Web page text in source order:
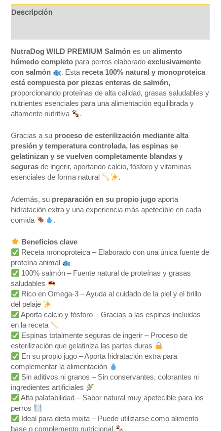
Descripción
NutraDog WILD PREMIUM Salmón es un alimento
húmedo completo para perros elaboradoexclusivamente
con salmón
. Esta receta 100% natural y monoproteica
está compuesta por piezas enteras de salmón,
proporcionando proteínas de alta calidad, grasas saludables y
nutrientes esenciales para una alimentación equilibrada y
altamente nutritiva
.
Gracias a su proceso de esterilización mediante alta
presión y temperatura controlada, las espinas se
gelatinizan y se vuelven completamente blandas y
seguras de ingerir, aportando calcio, fósforo y vitaminas
esenciales de forma natural
.
Además, su preparación en su propio jugo aporta
hidratación extra y una experiencia más apetecible en cada
comida
.
Beneficios clave
Receta monoproteica – Elaborado con una única fuente de
proteína animal
100% salmón – Fuente natural de proteínas y grasas
saludables
Rico en Omega-3 – Ayuda al cuidado de la piel y el brillo
del pelaje
Aporta calcio y fósforo – Gracias a las espinas incluidas
en la receta
Espinas totalmente seguras de ingerir – Proceso de
esterilización que gelatiniza las partes duras
En su propio jugo – Aporta hidratación extra para
complementar la alimentación
Sin aditivos ni granos – Sin conservantes, colorantes ni
ingredientes artificiales
Alta palatabilidad – Sabor natural muy apetecible para los
perros
Ideal para dieta mixta – Puede utilizarse como alimento
base o complemento nutricional